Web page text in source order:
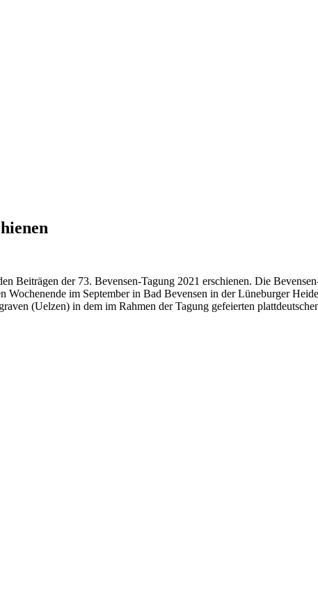
Beiträgen der 73. Bevensen-Tagung 2021 erschienen. Die
Wochenende im September in Bad Bevensen in der Lüneburger
(Uelzen) in dem im Rahmen der Tagung gefeierten